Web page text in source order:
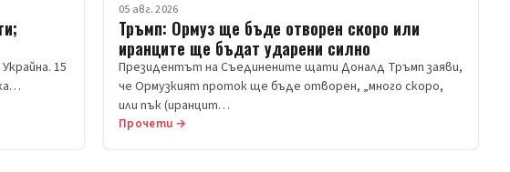
15
05 авг. 2026
Тръмп: Ормуз ще бъде отворен скоро или
иранците ще бъдат ударени силно
Президентът на Съединените щати Доналд Тръмп заяви,
че Ормузкият проток ще бъде отворен, „много скоро,
или пък (иранцит…
Прочети →